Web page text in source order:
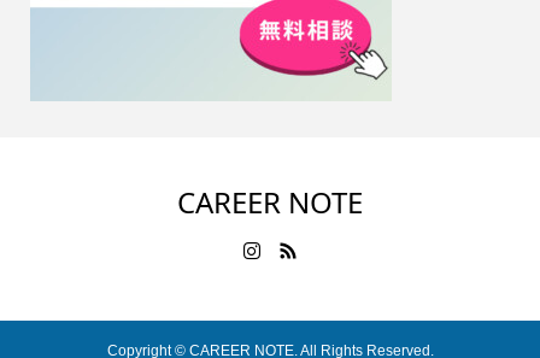
CAREER NOTE
Copyright ©CAREER NOTE. All Rights Reserved.